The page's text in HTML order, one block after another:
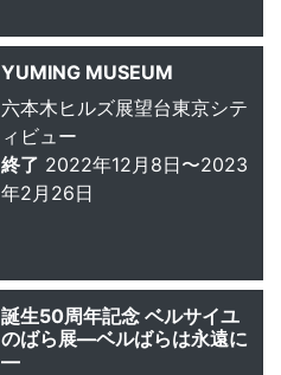
YUMING MUSEUM
六本木ヒルズ展望台東京シテ
ィビュー
終了 2022年12月8日〜2023
年2月26日
誕生50周年記念 ベルサイユ
のばら展—ベルばらは永遠に
—